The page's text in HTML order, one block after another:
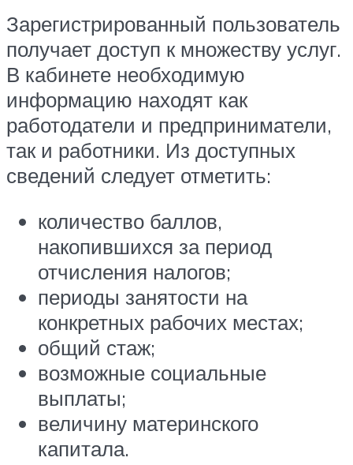
Зарегистрированный пользователь
получает доступ к множеству услуг.
В кабинете необходимую
информацию находят как
работодатели и предприниматели,
так и работники. Из доступных
сведений следует отметить:
количество баллов,
накопившихся за период
отчисления налогов;
периоды занятости на
конкретных рабочих местах;
общий стаж;
возможные социальные
выплаты;
величину материнского
капитала.